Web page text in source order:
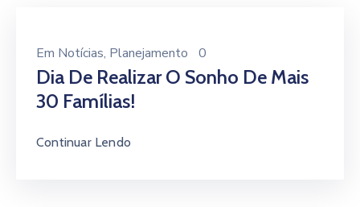
Em Notícias‚ Planejamento 0
Dia De Realizar O Sonho De Mais
30 Famílias!
Continuar Lendo